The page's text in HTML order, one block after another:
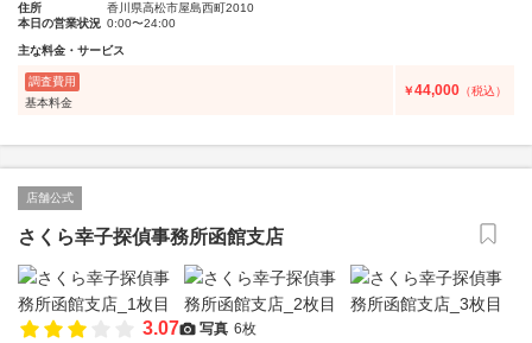
住所
香川県高松市屋島西町2010
本日の営業状況 0:00〜24:00
主な料金・サービス
調査費用
基本料金
￥44,000 （税込）
店舗公式
さくら幸子探偵事務所函館支店
3.07 写真 6枚